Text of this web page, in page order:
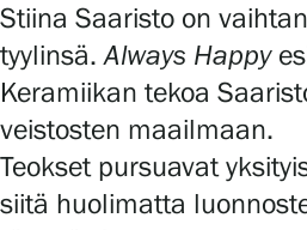
Stiina Saaristo on
tyylinsä.Always Happy
Keramiikan tekoa
veistosten maailmaan.
Teokset pursuavat
siitä huolimatta